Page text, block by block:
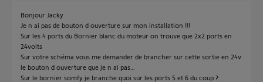
Bonjour Jacky
Je n ai pas de bouton d ouverture sur mon installation !!!
Sur les 4 ports du Bornier blanc du moteur on trouve que 2x2 ports en
24volts
Sur votre schéma vous me demander de brancher sur cette sortie en 24v
le bouton d ouverture que je n ai pas…
Sur le bornier somfy je branche quoi sur les ports 5 et 6 du coup ?